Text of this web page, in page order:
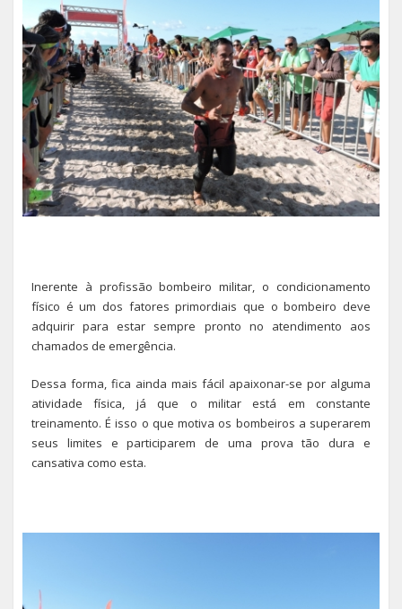
Inerente à profissão bombeiro militar, o condicionamento
físico é um dos fatores primordiais que o bombeiro deve
adquirir para estar sempre pronto no atendimento aos
chamados de emergência.
Dessa forma, fica ainda mais fácil apaixonar-se por alguma
atividade física, já que o militar está em constante
treinamento. É isso o que motiva os bombeiros a superarem
seus limites e participarem de uma prova tão dura e
cansativa como esta.